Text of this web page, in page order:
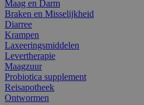
Maag en Darm
Braken en Misselijkheid
Diarree
Krampen
Laxeeringsmiddelen
Levertherapie
Maagzuur
Probiotica supplement
Reisapotheek
Ontwormen